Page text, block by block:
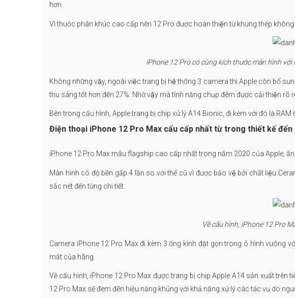
hơn.
Vì thuộc phân khúc cao cấp nên 12 Pro được hoàn thiện từ khung thép
iPhone 12 Pro có cùng kích thước màn hình với
Không những vậy, ngoài việc trang bị hệ thống 3 camera thì Apple còn bổ
thu sáng tốt hơn đến 27%. Nhờ vậy mà tính năng chụp đêm được cải thiện rõ
Bên trong cấu hình, Apple trang bị chip xử lý A14 Bionic, đi kèm với đó là
Điện thoại iPhone 12 Pro Max cấu cấp nhất từ trong thiết kế đến
iPhone 12 Pro Max mẫu flagship cao cấp nhất trong năm 2020 của Apple,
Màn hình có độ bền gấp 4 lần so với thế cũ vì được bảo vệ bởi chất liệu
sắc nét đến từng chi tiết.
Về cấu hình, iPhone 12 Pro
Camera iPhone 12 Pro Max đi kèm 3 ống kính đặt gọn trong ô hình vuông
mắt của hãng.
Về cấu hình, iPhone 12 Pro Max được trang bị chip Apple A14 sản xuất trên
12 Pro Max sẽ đem đến hiệu năng khủng với khả năng xử lý các tác vụ do